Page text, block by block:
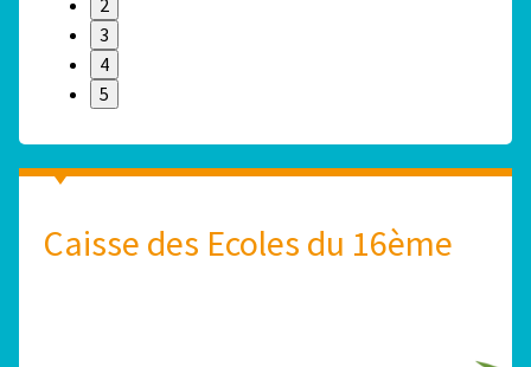
2
3
4
5
Caisse des Ecoles du 16ème